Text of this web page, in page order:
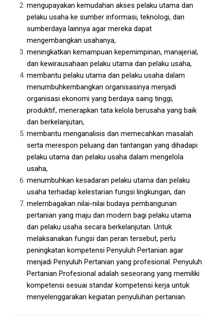
mengupayakan kemudahan akses pelaku utama dan
pelaku usaha ke sumber informasi, teknologi, dan
sumberdaya lainnya agar mereka dapat
mengembangkan usahanya,
meningkatkan kemampuan kepemimpinan, manajerial,
dan kewirausahaan pelaku utama dan pelaku usaha,
membantu pelaku utama dan pelaku usaha dalam
menumbuhkembangkan organisasinya menjadi
organisasi ekonomi yang berdaya saing tinggi,
produktif, menerapkan tata kelola berusaha yang baik
dan berkelanjutan,
membantu menganalisis dan memecahkan masalah
serta merespon peluang dan tantangan yang dihadapi
pelaku utama dan pelaku usaha dalam mengelola
usaha,
menumbuhkan kesadaran pelaku utama dan pelaku
usaha terhadap kelestarian fungsi lingkungan, dan
melembagakan nilai-nilai budaya pembangunan
pertanian yang maju dan modern bagi pelaku utama
dan pelaku usaha secara berkelanjutan. Untuk
melaksanakan fungsi dan peran tersebut, perlu
peningkatan kompetensi Penyuluh Pertanian agar
menjadi Penyuluh Pertanian yang profesional. Penyuluh
Pertanian Profesional adalah seseorang yang memiliki
kompetensi sesuai standar kompetensi kerja untuk
menyelenggarakan kegiatan penyuluhan pertanian.